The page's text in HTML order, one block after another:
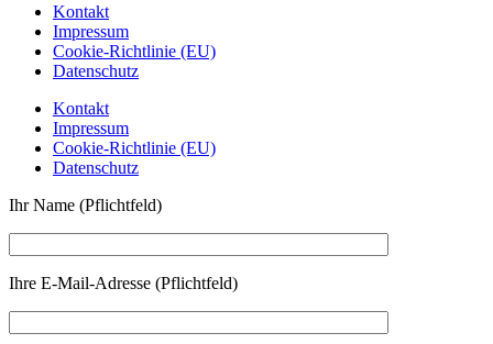
Kontakt
Impressum
Cookie-Richtlinie (EU)
Datenschutz
Kontakt
Impressum
Cookie-Richtlinie (EU)
Datenschutz
Ihr Name (Pflichtfeld)
Ihre E-Mail-Adresse (Pflichtfeld)